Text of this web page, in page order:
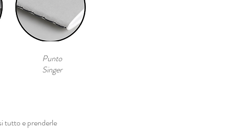
Punto
Singer
tutto e prenderle